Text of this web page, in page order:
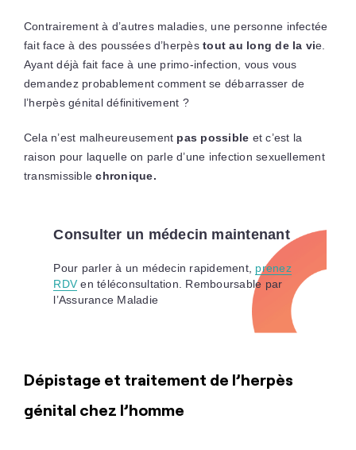
Contrairement à d’autres maladies, une personne infectée
fait face à des poussées d’herpèstout au long de la vie.
Ayant déjà fait face à une primo-infection, vous vous
demandez probablement comment se débarrasser de
l’herpès génital définitivement ?
Cela n’est malheureusement pas possible et c’est la
raison pour laquelle on parle d’une infection sexuellement
transmissiblechronique.
Consulter un médecin maintenant
Pour parler à un médecin rapidement, prenez
RDV en téléconsultation. Remboursable par
l’Assurance Maladie
Dépistage et traitement de l’herpès
génital chez l’homme